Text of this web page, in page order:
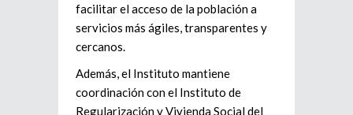
facilitar el acceso de la población a
servicios más ágiles, transparentes y
cercanos.
Además, el Instituto mantiene
coordinación con el Instituto de
Regularización y Vivienda Social del